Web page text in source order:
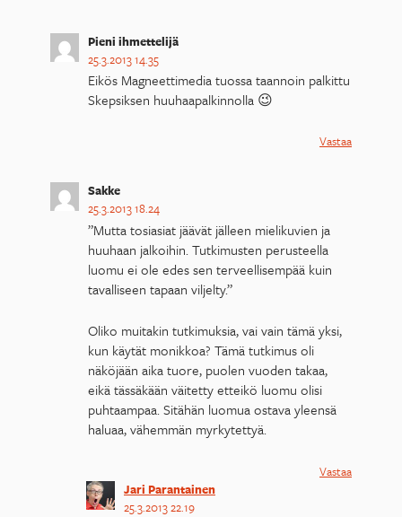
Pieni ihmettelijä
25.3.2013 14.35
Eikös Magneettimedia tuossa taannoin palkittu
Skepsiksen huuhaapalkinnolla 😉
Vastaa
Sakke
25.3.2013 18.24
”Mutta tosiasiat jäävät jälleen mielikuvien ja
huuhaan jalkoihin. Tutkimusten perusteella
luomu ei ole edes sen terveellisempää kuin
tavalliseen tapaan viljelty.”
Oliko muitakin tutkimuksia, vai vain tämä yksi,
kun käytät monikkoa? Tämä tutkimus oli
näköjään aika tuore, puolen vuoden takaa,
eikä tässäkään väitetty etteikö luomu olisi
puhtaampaa. Sitähän luomua ostava yleensä
haluaa, vähemmän myrkytettyä.
Vastaa
Jari Parantainen
25.3.2013 22.19